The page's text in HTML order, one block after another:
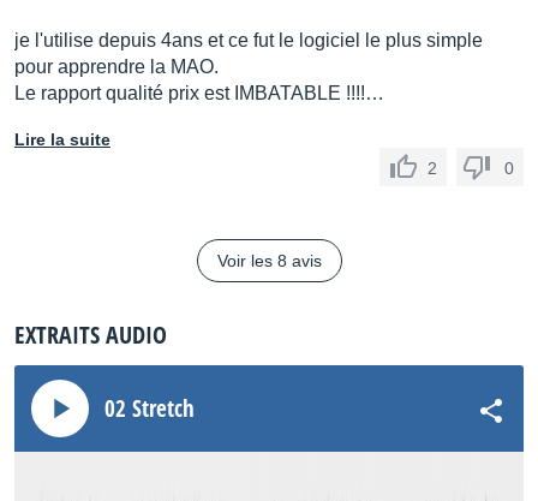
je l'utilise depuis 4ans et ce fut le logiciel le plus simple
pour apprendre la MAO.
Le rapport qualité prix est IMBATABLE !!!!…
Lire la suite
2
0
Voir les 8 avis
EXTRAITS AUDIO
02 Stretch